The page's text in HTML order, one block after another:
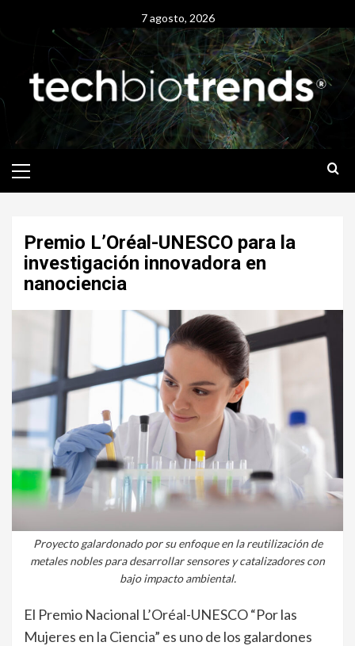
7 agosto, 2026
Menu
Premio L’Oréal-UNESCO para la
investigación innovadora en
nanociencia
Proyecto galardonado por su enfoque en la reutilización de
metales nobles para desarrollar sensores y catalizadores con
bajo impacto ambiental.
El Premio Nacional L’Oréal-UNESCO “Por las
Mujeres en la Ciencia” es uno de los galardones